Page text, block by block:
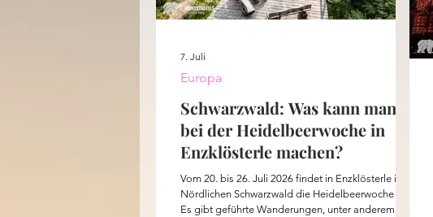
Schwarzwald: Was kann man
bei der Heidelbeerwoche in
Enzklösterle machen?
Vom 20. bis 26. Juli 2026 findet in Enzklösterle im
Nördlichen Schwarzwald die Heidelbeerwoche statt.
Es gibt geführte Wanderungen, unter anderem auf
Europa
7. Juli